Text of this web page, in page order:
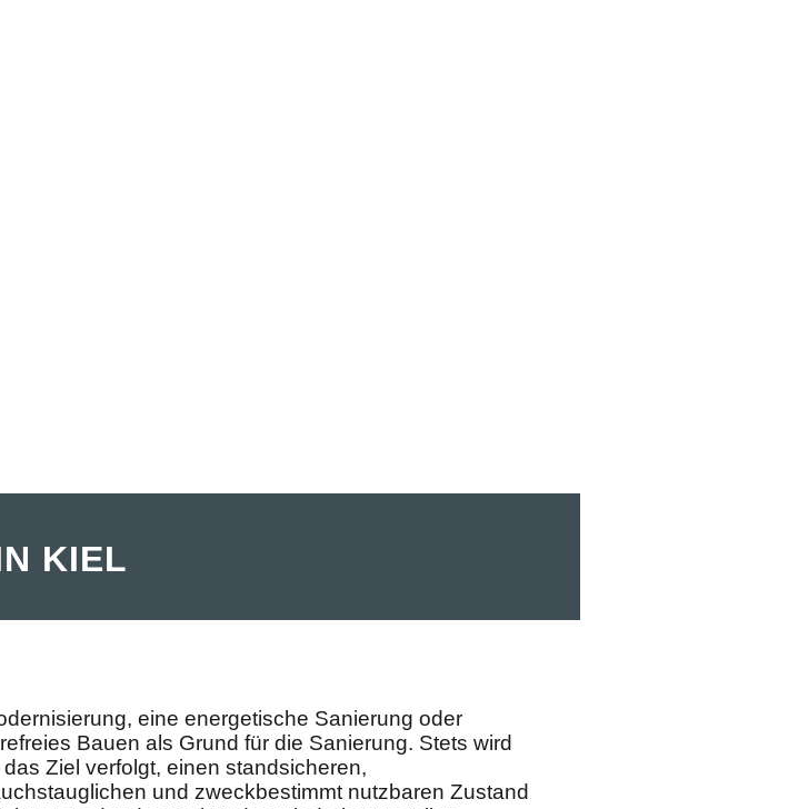
KIEL
eine energetische Sanierung oder
Bauen als Grund für die Sanierung. Stets wird
Ziel verfolgt, einen standsicheren,
und zweckbestimmt nutzbaren Zustand